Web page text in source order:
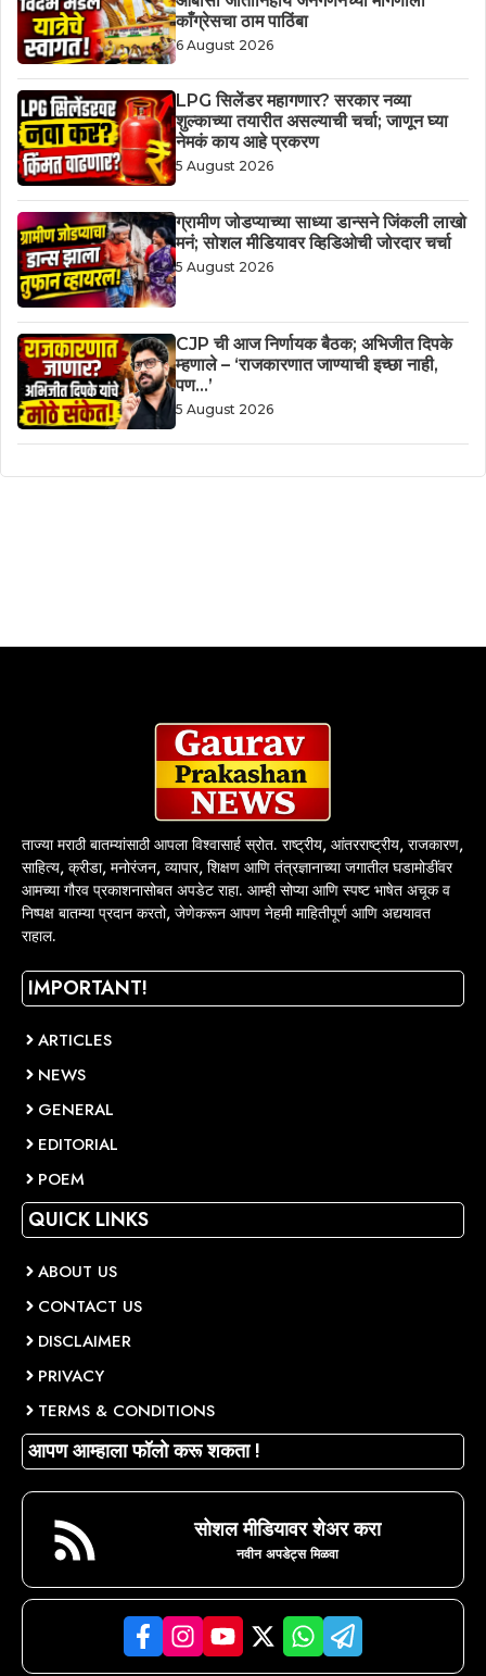
काँग्रेसचा ठाम पाठिंबा
6 August 2026
LPG सिलेंडर महागणार? सरकार नव्या
शुल्काच्या तयारीत असल्याची चर्चा; जाणून घ्या
नेमकं काय आहे प्रकरण
5 August 2026
ग्रामीण जोडप्याच्या साध्या डान्सने जिंकली लाखो
मनं; सोशल मीडियावर व्हिडिओची जोरदार चर्चा
5 August 2026
CJP ची आज निर्णायक बैठक; अभिजीत दिपके
म्हणाले – ‘राजकारणात जाण्याची इच्छा नाही,
पण…’
5 August 2026
ताज्या मराठी बातम्यांसाठी आपला विश्वासार्ह स्रोत. राष्ट्रीय, आंतरराष्ट्रीय, राजकारण,
साहित्य, क्रीडा, मनोरंजन, व्यापार, शिक्षण आणि तंत्रज्ञानाच्या जगातील घडामोडींवर
आमच्या गौरव प्रकाशनासोबत अपडेट राहा. आम्ही सोप्या आणि स्पष्ट भाषेत अचूक व
निष्पक्ष बातम्या प्रदान करतो, जेणेकरून आपण नेहमी माहितीपूर्ण आणि अद्ययावत
राहाल.
IMPORTANT!
ARTICLES
NEWS
GENERAL
EDITORIAL
POEM
QUICK LINKS
ABOUT US
CONTACT US
DISCLAIMER
PRIVACY
TERMS & CONDITIONS
आपण आम्हाला फॉलो करू शकता !
सोशल मीडियावर शेअर करा
नवीन अपडेट्स मिळवा